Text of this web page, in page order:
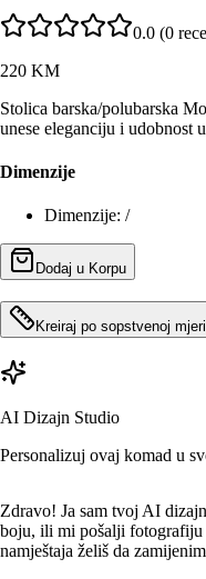
0.0 (0
220 KM
Stolica barska/polubarska
unese eleganciju i udobnost
Dimenzije
Dimenzije: /
Dodaj u Korpu
Kreiraj po sopstvenoj mjeri
AI Dizajn Studio
Personalizuj ovaj komad u
Zdravo! Ja sam tvoj AI
boju, ili mi pošalji
namještaja želiš da